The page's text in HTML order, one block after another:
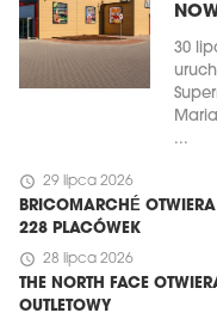
30
...
schedule 29 lipca 2026
BRICOMARCHÉ
228 PLACÓWEK
schedule 28 lipca 2026
THE NORTH FACE
OUTLETOWY